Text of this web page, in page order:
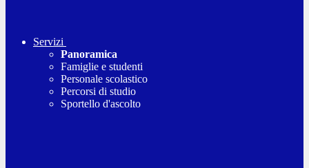
Servizi
Panoramica
Famiglie e studenti
Personale scolastico
Percorsi di studio
Sportello d'ascolto